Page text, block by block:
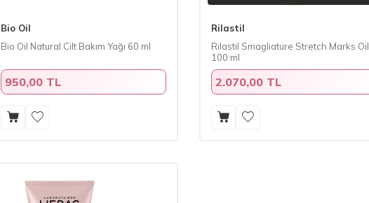
Bio Oil
Bio Oil Natural Cilt Bakım Yağı 60 ml
950,00 TL
Rilastil
Rilastil Smagliature Stretch Marks Oil
100 ml
2.070,00 TL